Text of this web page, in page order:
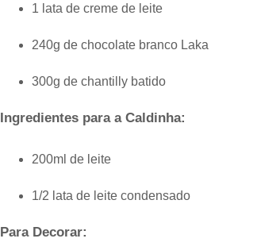
1 lata de creme de leite
240g de chocolate branco Laka
300g de chantilly batido
Ingredientes para a Caldinha:
200ml de leite
1/2 lata de leite condensado
Para Decorar: